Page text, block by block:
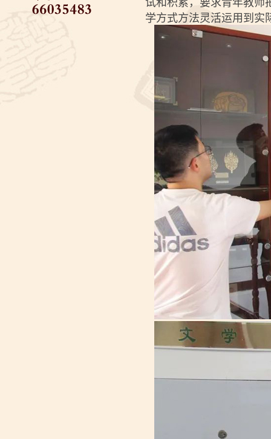
试和积累，要求青年教师
学方式方法灵活运用到实